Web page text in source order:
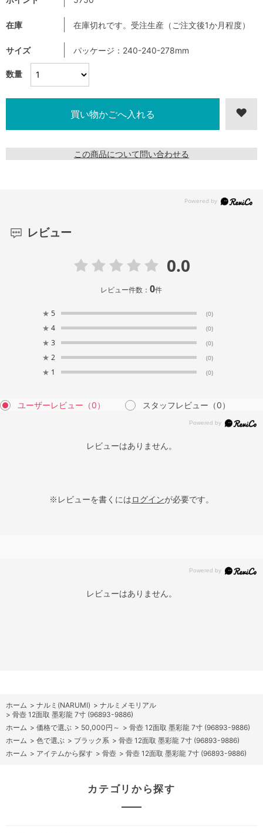
数量
在庫 在庫切れです。受注生産（ご注文後1か月程度）
サイズ パッケージ：240-240-278mm
この商品について問い合わせる
レビュー
0.0
レビュー件数：0件
★ 5 (0)
★ 4 (0)
★ 3 (0)
★ 2 (0)
★ 1 (0)
ユーザーレビュー （0） スタッフレビュー （0）
レビューはありません。
※レビューを書くにはログインが必要です。
レビューはありません。
ホーム > ナルミ(NARUMI) > ナルミメモリアル
> 骨壺 12面取 墨彩龍 7寸 (96893-9886)
ホーム > 価格で選ぶ > 50,000円～ > 骨壺 12面取 墨彩龍 7寸 (96893-9886)
ホーム > 色で選ぶ > ブラック系 > 骨壺 12面取 墨彩龍 7寸 (96893-9886)
ホーム > アイテムから探す > 骨壺 > 骨壺 12面取 墨彩龍 7寸 (96893-9886)
カテゴリから探す